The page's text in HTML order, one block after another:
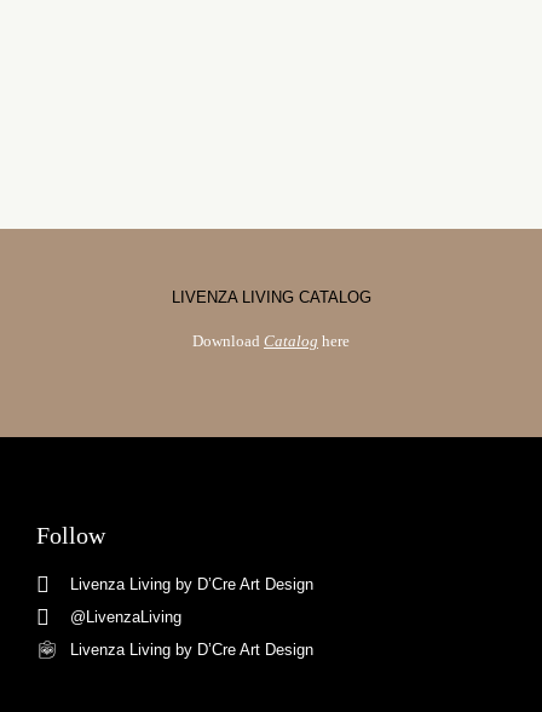
LIVENZA LIVING CATALOG
Download Catalog here
Follow
Livenza Living by D’Cre Art Design
@LivenzaLiving
Livenza Living by D’Cre Art Design